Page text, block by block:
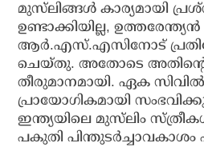
മുസ്‌ലിങ്ങള്‍ കാര്യമായി
ഉണ്ടാക്കിയില്ല,
ആര്‍.എസ്.എസിനോട്
ചെയ്തു. അതോടെ അതിന്റെ
തീരുമാനമായി. ഏക
പ്രായോഗികമായി
ഇന്ത്യയിലെ മുസ്‌ലിം
പകുതി പിന്തുടര്‍ച്ചാവകാശം